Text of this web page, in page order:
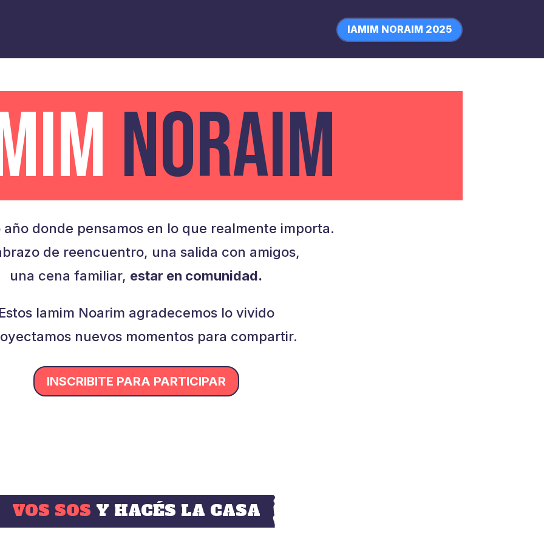
IAMIM NORAIM 2025
NORAIM
donde pensamos en lo que realmente importa.
de reencuentro, una salida con amigos,
una cena familiar, estar en comunidad.
Iamim Noarim agradecemos lo vivido
nuevos momentos para compartir.
INSCRIBITE PARA PARTICIPAR
VOS SOS Y HACÉS LA CASA